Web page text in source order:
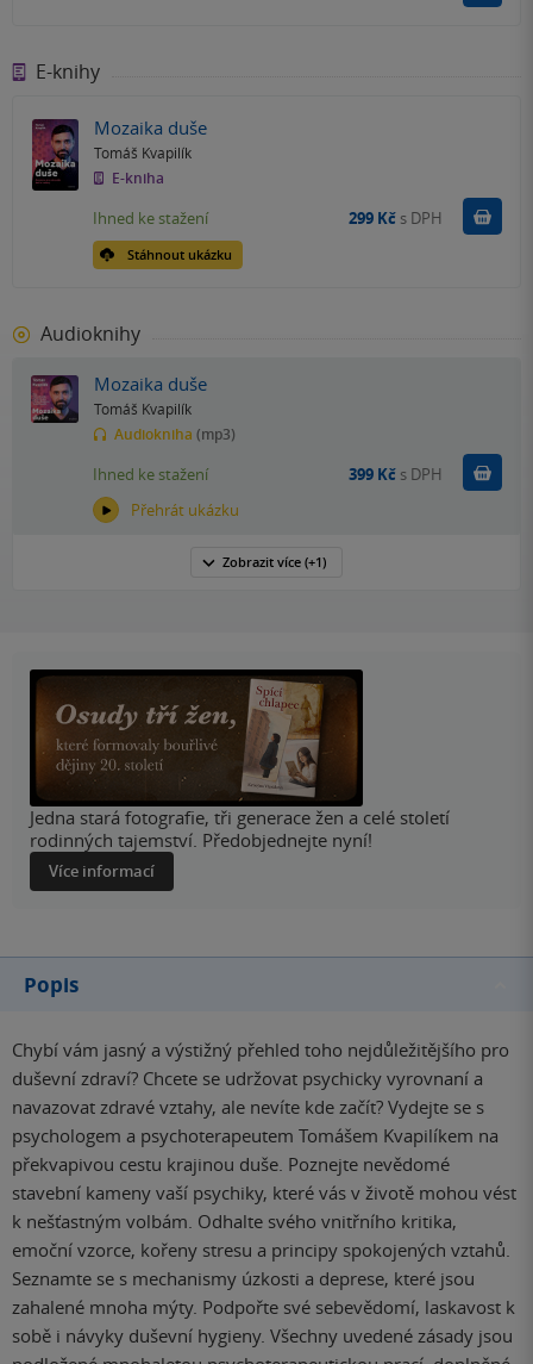
E-knihy
Mozaika duše
Tomáš Kvapilík
E-kniha
Stáhnout ukázku
Ihned ke stažení 299 Kč s DPH Koupit
Audioknihy
Mozaika duše
Tomáš Kvapilík
Audiokniha (mp3)
Přehrát ukázku
Ihned ke stažení 399 Kč s DPH Koupit
Zobrazit více (+1)
Jedna stará fotografie, tři generace žen a celé století
rodinných tajemství. Předobjednejte nyní!
Více informací
Popis
Chybí vám jasný a výstižný přehled toho nejdůležitějšího pro
duševní zdraví? Chcete se udržovat psychicky vyrovnaní a
navazovat zdravé vztahy, ale nevíte kde začít? Vydejte se s
psychologem a psychoterapeutem Tomášem Kvapilíkem na
překvapivou cestu krajinou duše. Poznejte nevědomé
stavební kameny vaší psychiky, které vás v životě mohou vést
k nešťastným volbám. Odhalte svého vnitřního kritika,
emoční vzorce, kořeny stresu a principy spokojených vztahů.
Seznamte se s mechanismy úzkosti a deprese, které jsou
zahalené mnoha mýty. Podpořte své sebevědomí, laskavost k
sobě i návyky duševní hygieny. Všechny uvedené zásady jsou